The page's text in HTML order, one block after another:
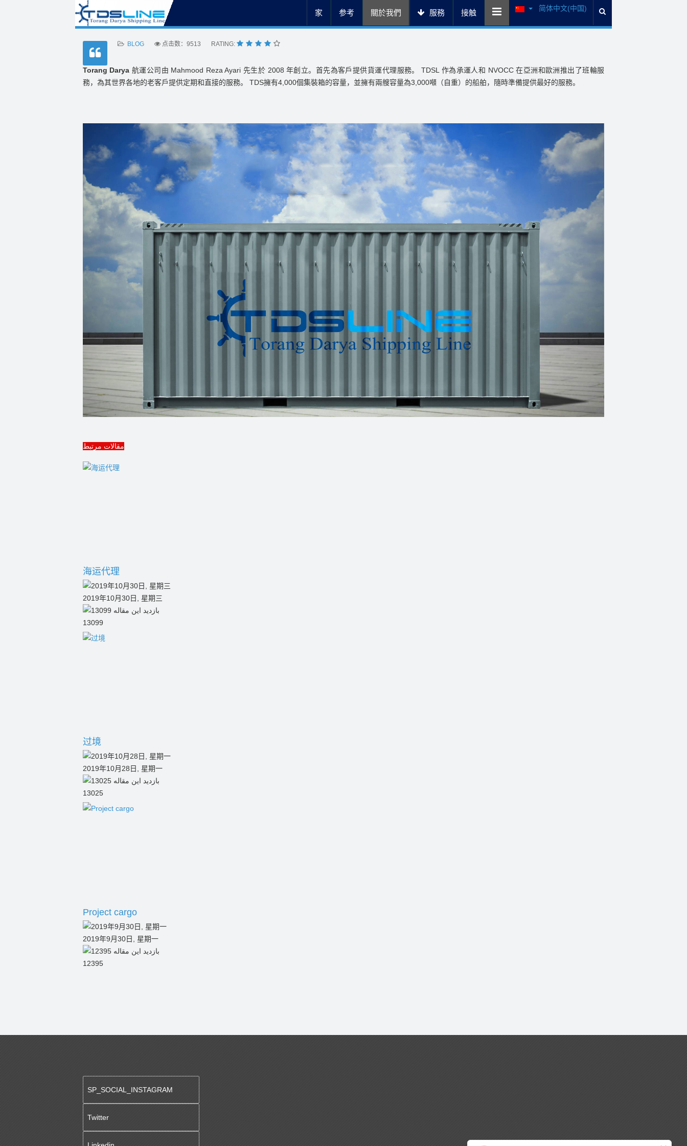
简体中文(中国)
家 参考 關於我們 服務 接触
BLOG 点击数：9513 RATING:
Torang Darya 航運公司由 Mahmood Reza Ayari 先生於 2008 年創立。首先為客戶提供貨運代理服務。 TDSL 作為承運人和 NVOCC 在亞洲和歐洲推出了班輪服
務，為其世界各地的老客戶提供定期和直接的服務。 TDS擁有4,000個集裝箱的容量，並擁有兩艘容量為3,000噸（自重）的船舶，隨時準備提供最好的服務。
مقالات مرتبط
海运代理
2019年10月30日, 星期三
13099
过境
2019年10月28日, 星期一
13025
Project cargo
2019年9月30日, 星期一
12395
SP_SOCIAL_INSTAGRAM
Twitter